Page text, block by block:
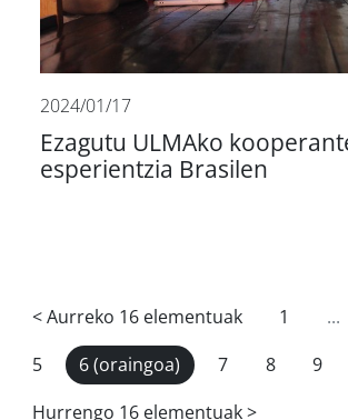
2024/01/17
Ezagutu ULMAko
esperientzia Brasilen
< Aurreko 16 elementuak 1 ...
5 6 (oraingoa) 7 8 9
Hurrengo 16 elementuak >